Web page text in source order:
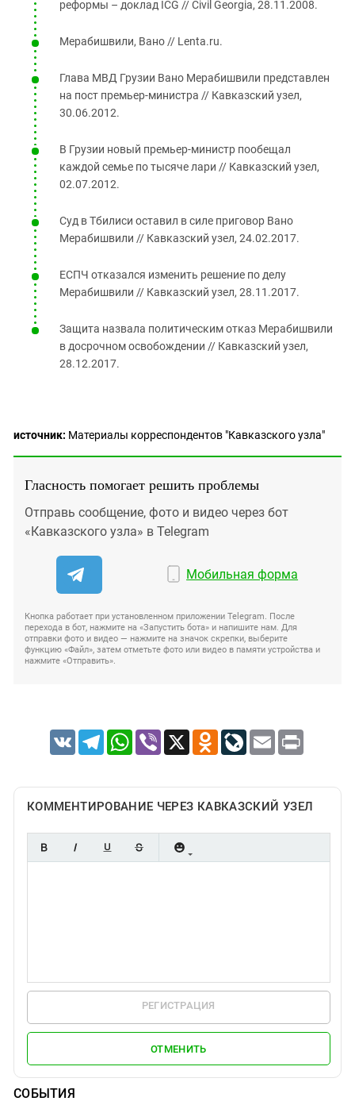
реформы – доклад ICG // Civil Georgia, 28.11.2008.
Мерабишвили, Вано // Lenta.ru.
Глава МВД Грузии Вано Мерабишвили представлен
на пост премьер-министра // Кавказский узел,
30.06.2012.
В Грузии новый премьер-министр пообещал
каждой семье по тысяче лари // Кавказский узел,
02.07.2012.
Суд в Тбилиси оставил в силе приговор Вано
Мерабишвили // Кавказский узел, 24.02.2017.
ЕСПЧ отказался изменить решение по делу
Мерабишвили // Кавказский узел, 28.11.2017.
Защита назвала политическим отказ Мерабишвили
в досрочном освобождении // Кавказский узел,
28.12.2017.
источник: Материалы корреспондентов "Кавказского узла"
Гласность помогает решить проблемы
Отправь сообщение, фото и видео через бот
«Кавказского узла» в Telegram
Мобильная форма
Кнопка работает при установленном приложении Telegram. После
перехода в бот, нажмите на «Запустить бота» и напишите нам. Для
отправки фото и видео — нажмите на значок скрепки, выберите
функцию «Файл», затем отметьте фото или видео в памяти устройства и
нажмите «Отправить».
VK TelegramWhatsApp
Viber X Odnoklassniki
LiveJournal
Email Print
КОММЕНТИРОВАНИЕ ЧЕРЕЗ КАВКАЗСКИЙ УЗЕЛ
РЕГИСТРАЦИЯ
ОТМЕНИТЬ
СОБЫТИЯ